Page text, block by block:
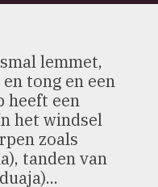
lemmet,
tong en een
heeft een
het windsel
zoals
tanden van